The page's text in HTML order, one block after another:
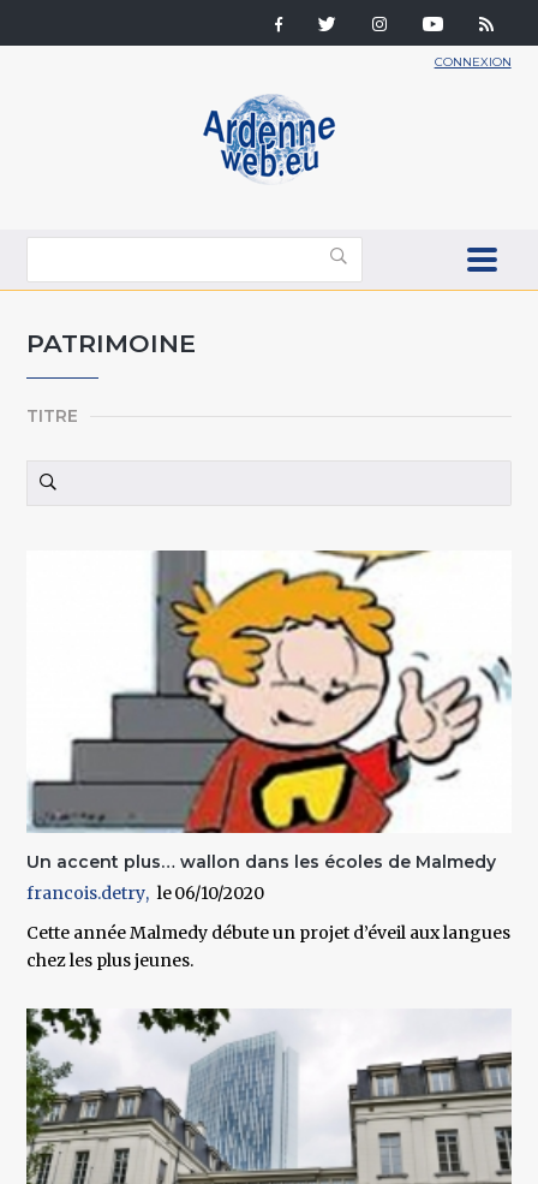
CONNEXION
PATRIMOINE
TITRE
Un accent plus… wallon dans les écoles de Malmedy
francois.detry
06/10/2020
Cette année Malmedy débute un projet d’éveil aux langues
chez les plus jeunes.